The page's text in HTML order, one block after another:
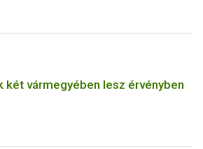
két vármegyében lesz érvényben